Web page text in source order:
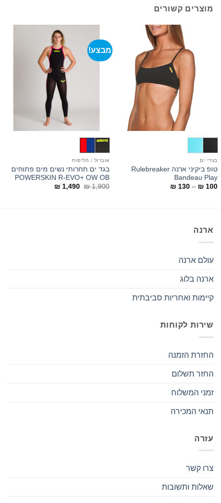
מוצרים קשורים
בגדי ים
טופ ביקיני ארנה Rulebreaker
Bandeau Play
₪ 100
–
₪ 130
מבצע!
אוברול / חליפות
בגד ים תחרותי נשים מים פתוחים
POWERSKIN R-EVO+ OW OB
₪1,900
המחיר ₪1,490
ארנה
עולם ארנה
ארנה בלוג
קיימות ואחריות סביבתית
שירות לקוחות
החזרת הזמנה
החזר תשלום
זמני המשלוח
תנאי המכירה
עזרה
צרו קשר
שאלות ותשובות